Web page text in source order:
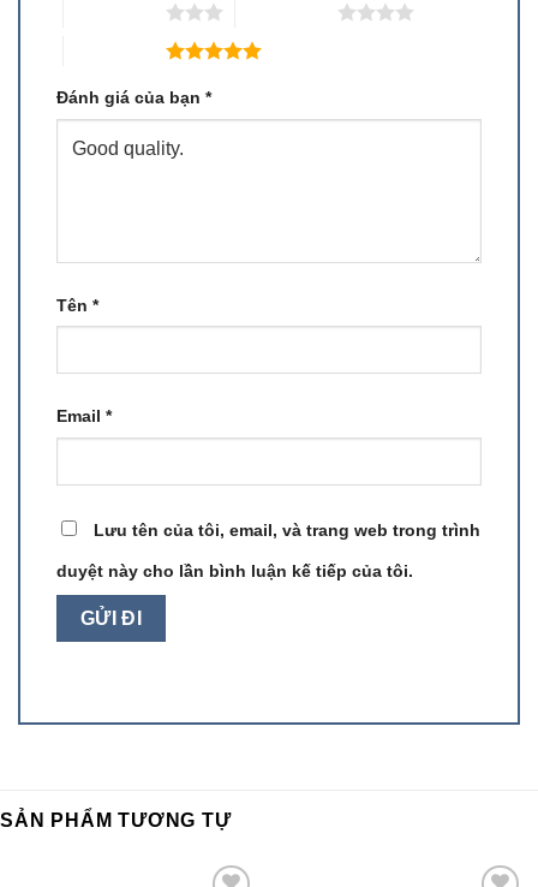
Đánh giá của bạn *
Tên *
Email *
Lưu tên của tôi, email, và trang web trong trình
duyệt này cho lần bình luận kế tiếp của tôi.
SẢN PHẨM TƯƠNG TỰ